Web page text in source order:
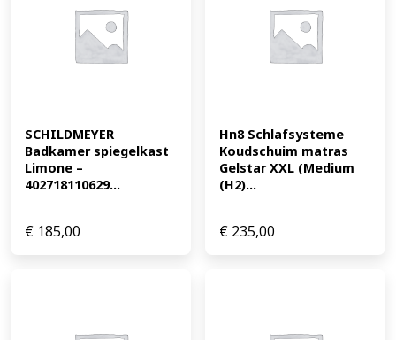
SCHILDMEYER
Badkamer spiegelkast
Limone –
402718110629...
€ 185,00
Hn8 Schlafsysteme
Koudschuim matras
Gelstar XXL (Medium
(H2)...
€ 235,00